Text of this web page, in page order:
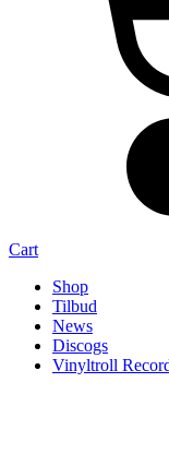
Cart
Shop
Tilbud
News
Discogs
Vinyltroll